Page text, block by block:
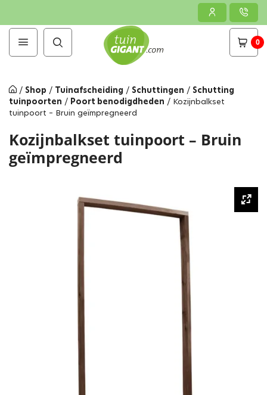
0
/ Shop / Tuinafscheiding / Schuttingen / Schutting
tuinpoorten / Poort benodigdheden / Kozijnbalkset
tuinpoort – Bruin geïmpregneerd
Kozijnbalkset tuinpoort – Bruin
geïmpregneerd